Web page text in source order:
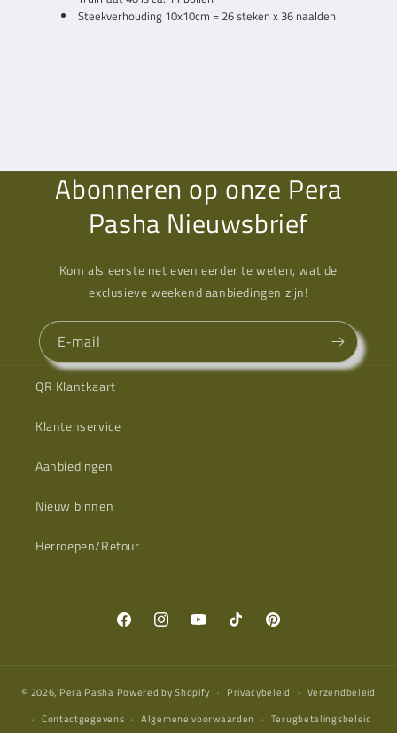
Steekverhouding 10x10cm = 26 steken x 36 naalden
Abonneren op onze Pera
Pasha Nieuwsbrief
Kom als eerste net even eerder te weten, wat de
exclusieve weekend aanbiedingen zijn!
E‑mail
QR Klantkaart
Klantenservice
Aanbiedingen
Nieuw binnen
Herroepen/Retour
FacebookInstagramYouTubeTikTok Pinterest
© 2026, Pera Pasha Powered by Shopify Privacybeleid
Verzendbeleid
Contactgegevens
Algemene voorwaarden Terugbetalingsbeleid